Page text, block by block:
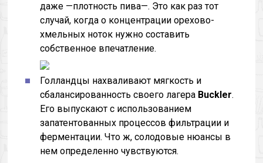
даже —плотность пива—. Это как раз тот
случай, когда о концентрации орехово-
хмельных ноток нужно составить
собственное впечатление.
Голландцы нахваливают мягкость и
сбалансированность своего лагера Buckler.
Его выпускают с использованием
запатентованных процессов фильтрации и
ферментации. Что ж, солодовые нюансы в
нем определенно чувствуются.